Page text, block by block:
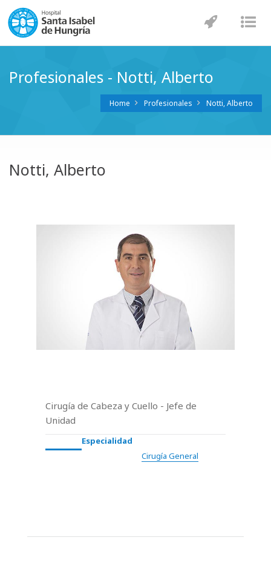
Profesionales - Notti, Alberto
Home Profesionales Notti, Alberto
Notti, Alberto
Cirugía de Cabeza y Cuello - Jefe de
Unidad
Especialidad
Cirugía General